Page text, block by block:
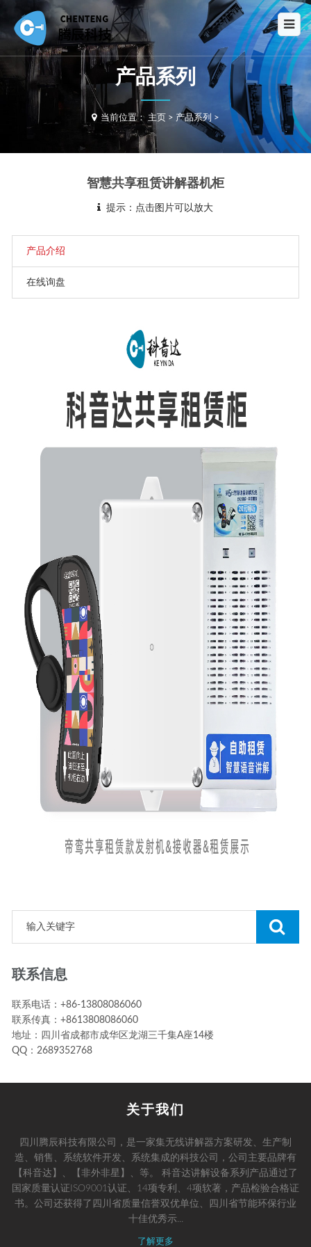
产品系列
当前位置： 主页 > 产品系列 >
智慧共享租赁讲解器机柜
提示：点击图片可以放大
产品介绍
在线询盘
联系信息
联系电话：+86-13808086060
联系传真：+8613808086060
地址：四川省成都市成华区龙湖三千集A座14楼
QQ：2689352768
关于我们
四川腾辰科技有限公司，是一家集无线讲解器方案研发、生产制
造、销售、系统软件开发、系统集成的科技公司，公司主要品牌有
【科音达】、【非外非星】、等。 科音达讲解设备系列产品通过了
国家质量认证ISO9001认证、14项专利、4项软著，产品检验合格证
书。公司还获得了四川省质量信誉双优单位、四川省节能环保行业
十佳优秀示...
了解更多